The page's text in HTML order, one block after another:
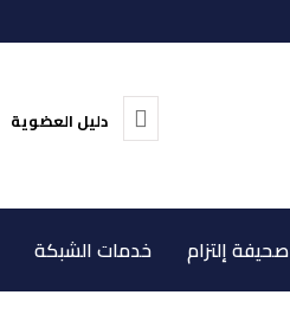
دليل العضوية
صحيفة إلتزام خدمات الشبكة